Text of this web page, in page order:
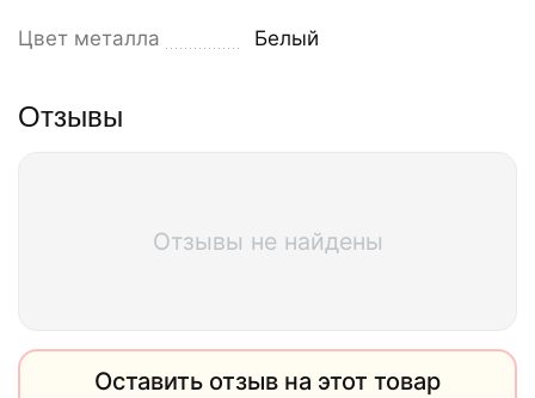
Цвет металла Белый
Отзывы
Отзывы не найдены
Оставить отзыв на этот товар